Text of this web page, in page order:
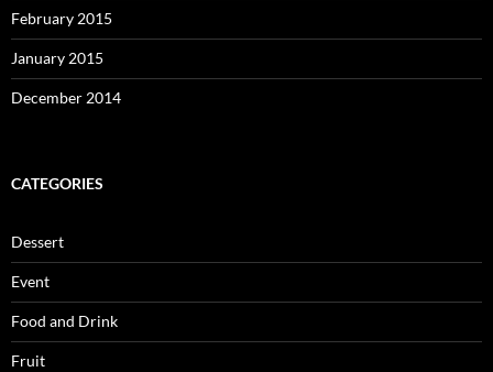
February 2015
January 2015
December 2014
CATEGORIES
Dessert
Event
Food and Drink
Fruit